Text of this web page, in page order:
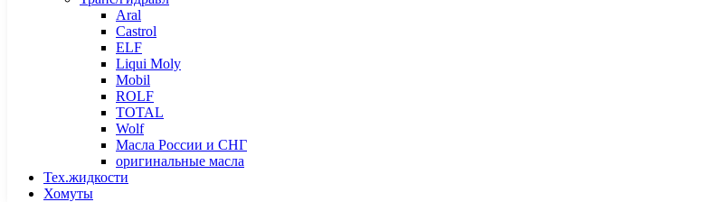
Aral
Castrol
ELF
Liqui Moly
Mobil
ROLF
TOTAL
Wolf
Масла России и СНГ
оригинальные масла
Тех.жидкости
Хомуты